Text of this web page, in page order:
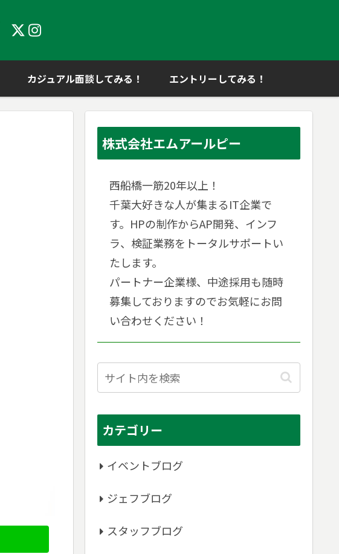
カジュアル面談してみる！ エントリーしてみる！
株式会社エムアールピー
西船橋一筋20年以上！
千葉大好きな人が集まるIT企業で
す。HPの制作からAP開発、インフ
ラ、検証業務をトータルサポートい
たします。
パートナー企業様、中途採用も随時
募集しておりますのでお気軽にお問
い合わせください！
カテゴリー
イベントブログ
ジェフブログ
スタッフブログ